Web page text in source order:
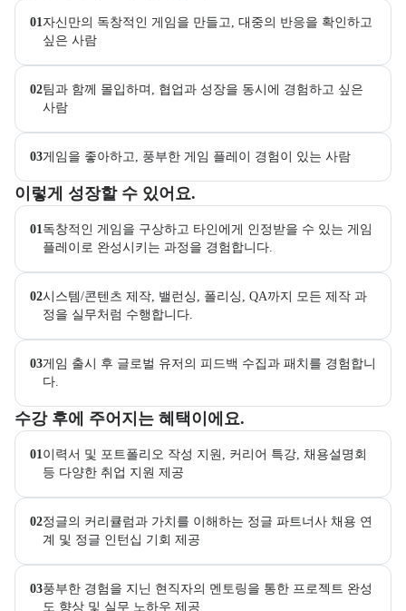
01자신만의 독창적인 게임을 만들고, 대중의 반응을 확인하고
싶은 사람
02팀과 함께 몰입하며, 협업과 성장을 동시에 경험하고 싶은
사람
03게임을 좋아하고, 풍부한 게임 플레이 경험이 있는 사람
이렇게 성장할 수 있어요.
이 교육과정에서 성취할 수 있는 목표를 항목으로 안내한다. 더보기
01독창적인 게임을 구상하고 타인에게 인정받을 수 있는 게임
플레이로 완성시키는 과정을 경험합니다.
02시스템/콘텐츠 제작, 밸런싱, 폴리싱, QA까지 모든 제작 과
정을 실무처럼 수행합니다.
03게임 출시 후 글로벌 유저의 피드백 수집과 패치를 경험합니
다.
수강 후에 주어지는 혜택이에요.
교육과정 수강 시 제공되는 혜택 목록을 안내한다.
01이력서 및 포트폴리오 작성 지원, 커리어 특강, 채용설명회
등 다양한 취업 지원 제공
02정글의 커리큘럼과 가치를 이해하는 정글 파트너사 채용 연
계 및 정글 인턴십 기회 제공
03풍부한 경험을 지닌 현직자의 멘토링을 통한 프로젝트 완성
도 향상 및 실무 노하우 제공